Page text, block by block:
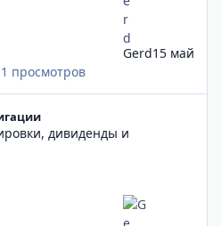
просмотров
Gerd15 май
дивиденды и